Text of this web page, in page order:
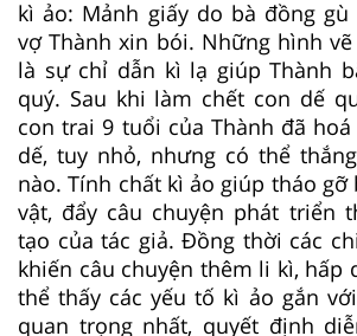
kì ảo: Mảnh giấy do bà đồng
vợ Thành xin bói. Những hình
là sự chỉ dẫn kì lạ giúp Thành
quý. Sau khi làm chết con dế
con trai 9 tuổi của Thành đã
dế, tuy nhỏ, nhưng có thể
nào. Tính chất kì ảo giúp tháo gỡ
vật, đẩy câu chuyện phát triển
tạo của tác giả. Đồng thời các
khiến câu chuyện thêm li kì, hấp
thể thấy các yếu tố kì ảo gắn
quan trọng nhất, quyết định